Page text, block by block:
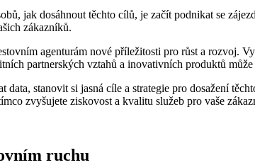
jak dosáhnout těchto cílů, je začít podnikat se
zákazníků.
agenturám nové příležitosti pro růst a rozvoj.
partnerských vztahů a inovativních produktů
stanovit si jasná cíle a strategie pro dosažení
zvyšujete ziskovost a kvalitu služeb pro vaše
ruchu